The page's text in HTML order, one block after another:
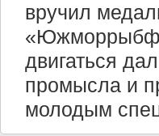
вручил
двигаться
промысла и
молодым